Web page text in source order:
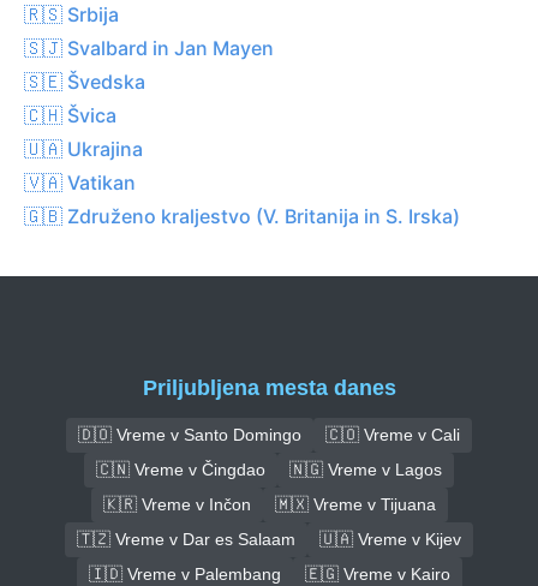
🇷🇸 Srbija
🇸🇯 Svalbard in Jan Mayen
🇸🇪 Švedska
🇨🇭 Švica
🇺🇦 Ukrajina
🇻🇦 Vatikan
🇬🇧 Združeno kraljestvo (V. Britanija in S. Irska)
Priljubljena mesta danes
🇩🇴 Vreme v Santo Domingo
🇨🇴 Vreme v Cali
🇨🇳 Vreme v Čingdao
🇳🇬 Vreme v Lagos
🇰🇷 Vreme v Inčon
🇲🇽 Vreme v Tijuana
🇹🇿 Vreme v Dar es Salaam
🇺🇦 Vreme v Kijev
🇮🇩 Vreme v Palembang
🇪🇬 Vreme v Kairo